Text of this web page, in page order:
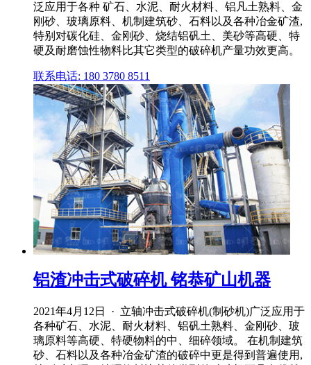
泛应用于各种 矿石、水泥、耐火材料、铝凡土熟料、金
刚砂、玻璃原料、机制建筑砂、石料以及各种冶金矿渣,
特别对碳化硅、金刚砂、烧结铝矾土、美砂等高硬、特
硬及耐磨蚀性物料比其它类型的破碎机产量功效更高。
联系电话: 180 3780 8511
铝渣冲击式破碎机 铭恭矿山机器
2021年4月12日 · 立轴冲击式破碎机(制砂机)广泛应用于
各种矿石、水泥、耐火材料、铝矾土熟料、金刚砂、玻
璃原料等高硬、特硬物料的中、细碎领域。 在机制建筑
砂、石料以及各种冶金矿渣的破碎中更是得到普遍使用,